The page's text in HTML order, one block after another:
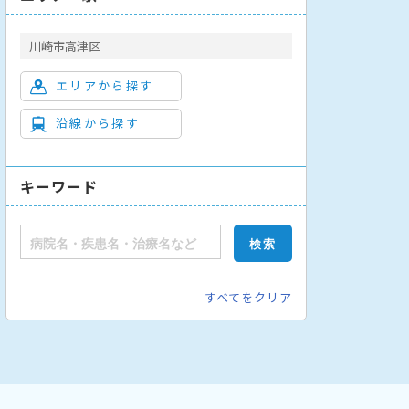
川崎市高津区
エリアから探す
沿線から探す
キーワード
すべてをクリア